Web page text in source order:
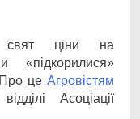
свят ціни на
«підкорилися»
це Агровістям
Асоціації